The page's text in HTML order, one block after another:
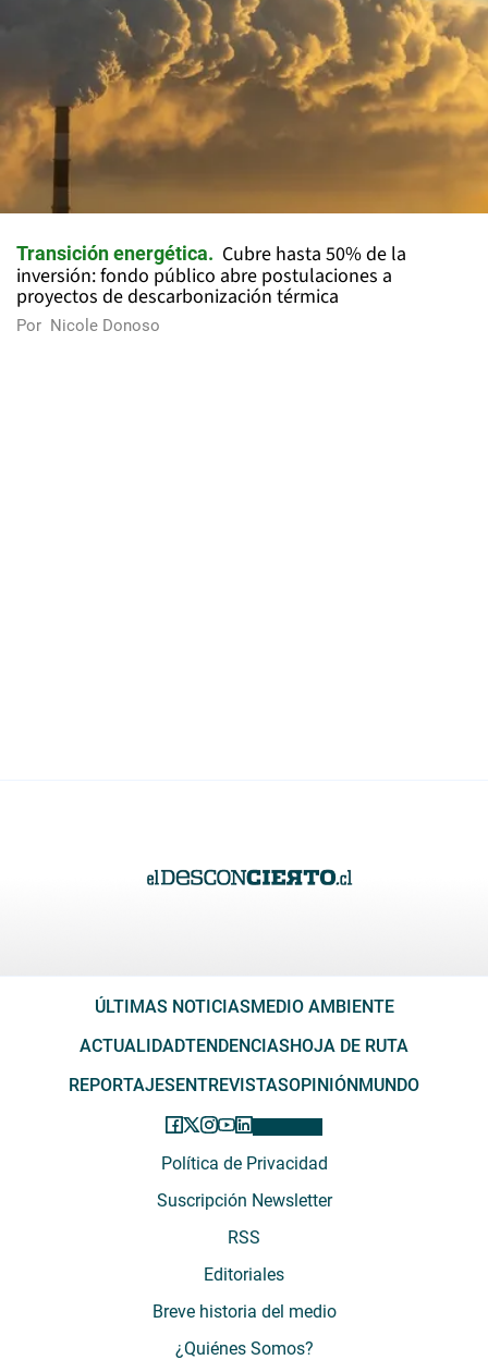
Transición energética
Cubre hasta 50% de la
inversión: fondo público abre postulaciones a
proyectos de descarbonización térmica
Por Nicole Donoso
ÚLTIMAS NOTICIASMEDIO AMBIENTE
ACTUALIDADTENDENCIASHOJA DE RUTA
REPORTAJESENTREVISTASOPINIÓNMUNDO
Política de Privacidad
Suscripción Newsletter
RSS
Editoriales
Breve historia del medio
¿Quiénes Somos?